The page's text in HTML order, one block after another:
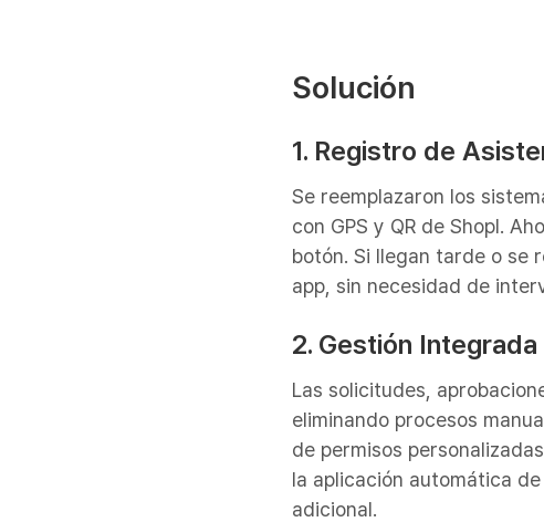
Solución
1. Registro de
Se reemplazaron los
con GPS y QR de Shopl.
botón. Si llegan tarde o se
app, sin necesidad de
2. Gestión
Las solicitudes,
eliminando procesos
de permisos
la aplicación automática
adicional.